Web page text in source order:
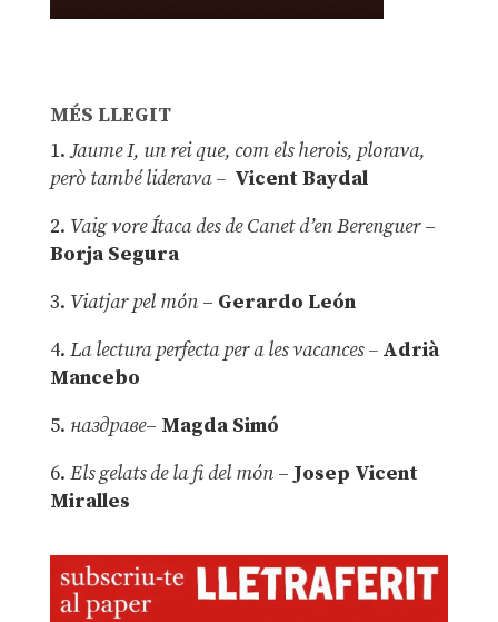
MÉS LLEGIT
1.Jaume I, un rei que, com els herois, plorava,
però també liderava – Vicent Baydal
2. Vaig vore Ítaca des de Canet d’en Berenguer–
Borja Segura
3. Viatjar pel món – Gerardo León
4. La lectura perfecta per a les vacances –Adrià
Mancebo
5. наздраве– Magda Simó
6. Els gelats de la fi del món – Josep Vicent
Miralles